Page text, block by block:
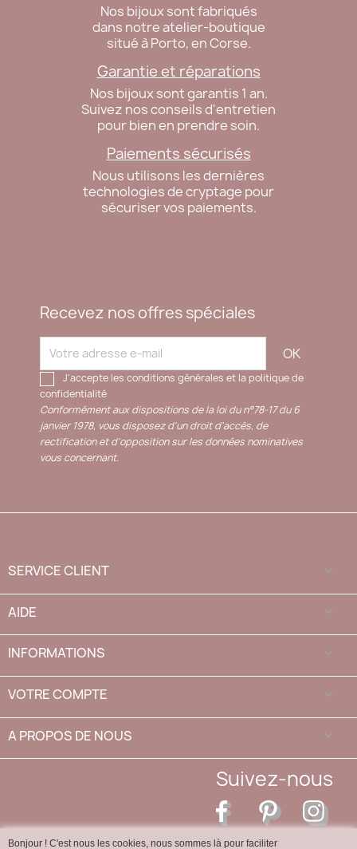
Bonjour ! C'est nous les cookies, nous sommes là pour faciliter
Nos bijoux sont fabriqués
dans notre atelier-boutique
situé à Porto, en Corse.
Garantie et réparations
Nos bijoux sont garantis 1 an.
Suivez nos conseils d'entretien
pour bien en prendre soin.
Paiements sécurisés
Nous utilisons les dernières
technologies de cryptage pour
sécuriser vos paiements.
Recevez nos offres spéciales
J'accepte les conditions générales et la politique de
confidentialité
Conformément aux dispositions de la loi du n°78-17 du 6
janvier 1978, vous disposez d'un droit d'accès, de
rectification et d'opposition sur les données nominatives
vous concernant.
SERVICE CLIENT
AIDE
INFORMATIONS
VOTRE COMPTE
A PROPOS DE NOUS
Suivez-nous
Facebook Pinterest